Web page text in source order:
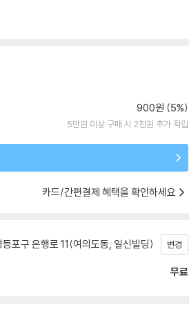
900원 (5%)
5만원 이상 구매 시 2천원 추가 적립
카드/간편결제 혜택을 확인하세요
포구 은행로 11(여의도동, 일신빌딩) 변경
무료